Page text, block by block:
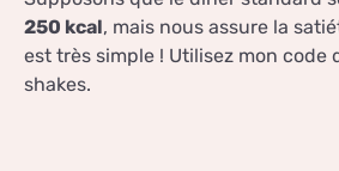
250 kcal, mais nous assure la
est très simple ! Utilisez mon
shakes.